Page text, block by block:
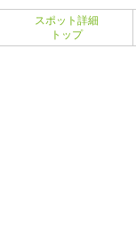
スポット詳細
トップ